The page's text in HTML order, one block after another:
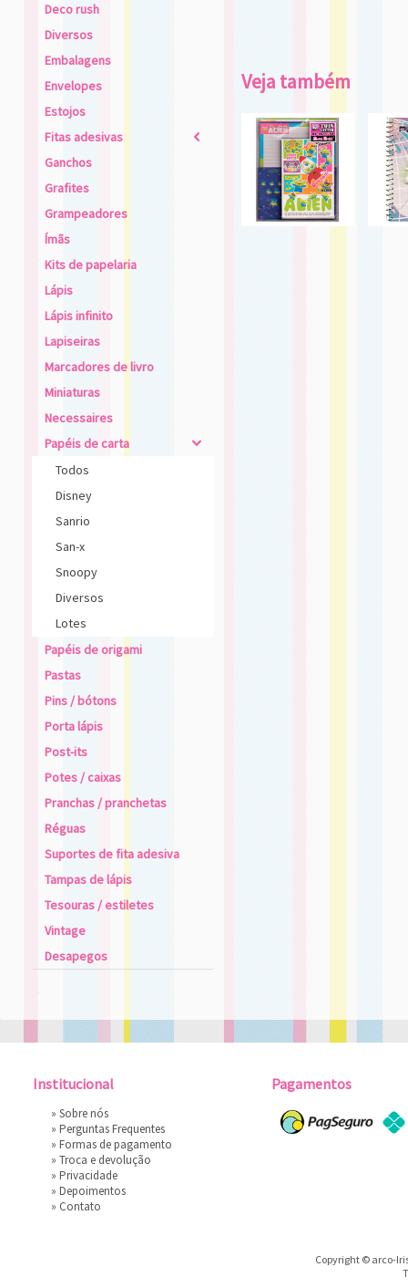
Deco rush
Diversos
Embalagens
Envelopes
Estojos
Fitas adesivas
2
Ganchos
Grafites
Grampeadores
Ímãs
Kits de papelaria
Lápis
Lápis infinito
Lapiseiras
Marcadores de livro
Miniaturas
Necessaires
Papéis de carta
4
Todos
Disney
Sanrio
San-x
Snoopy
Diversos
Lotes
Papéis de origami
Pastas
Pins / bótons
Porta lápis
Post-its
Potes / caixas
Pranchas / pranchetas
Réguas
Suportes de fita adesiva
Tampas de lápis
Tesouras / estiletes
Vintage
Desapegos
Veja também
Institucional
» Sobre nós
» Perguntas Frequentes
» Formas de pagamento
» Troca e devolução
» Privacidade
» Depoimentos
» Contato
Pagamentos
Copyright © arco-